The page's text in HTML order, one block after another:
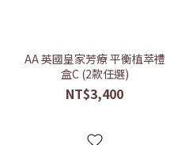
AA 英國皇家芳療 平衡植萃禮
盒C (2款任選)
NT$3,400